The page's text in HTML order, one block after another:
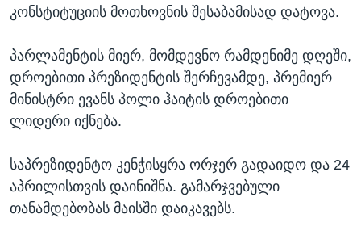
ᲙᲣᲚᲢᲣᲠᲐ
ᲓᲔᲖᲘᲜᲤᲝᲠᲛᲐᲪᲘᲐ
ენები
კონსტიტუციის მოთხოვნის შესაბამისად დატოვა.
პარლამენტის მიერ, მომდევნო რამდენიმე დღეში,
დროებითი პრეზიდენტის შერჩევამდე, პრემიერ
მინისტრი ევანს პოლი ჰაიტის დროებითი
ლიდერი იქნება.
საპრეზიდენტო კენჭისყრა ორჯერ გადაიდო და 24
აპრილისთვის დაინიშნა. გამარჯვებული
თანამდებობას მაისში დაიკავებს.